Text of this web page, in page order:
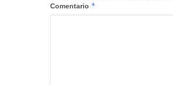
Comentario *